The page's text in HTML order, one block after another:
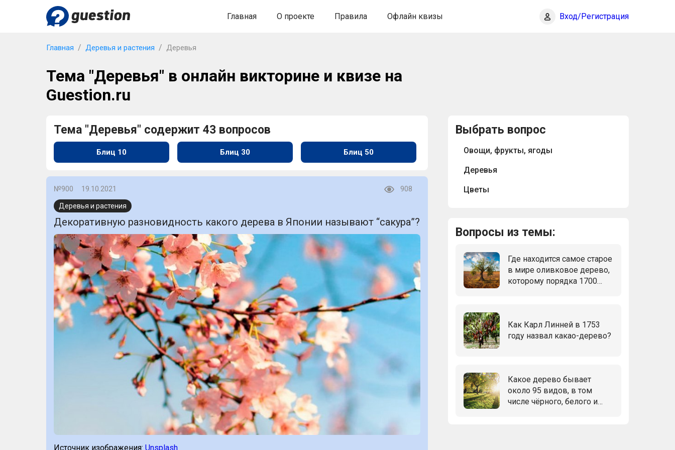
Главная О проекте Правила Офлайн квизы Вход/Регистрация
Главная Деревья и растения Деревья
Тема "Деревья" в онлайн викторине и квизе на
Guestion.ru
Тема "Деревья" содержит 43 вопросов
Блиц 10 Блиц 30 Блиц 50
№900 19.10.2021 908
Деревья и растения
Декоративную разновидность какого дерева в Японии называют “сакура”?
Источник изображения: Unsplash
Выбрать вопрос
Овощи, фрукты, ягоды
Деревья
Цветы
Вопросы из темы:
Где находится самое старое
в мире оливковое дерево,
которому порядка 1700
Как Карл Линней в 1753
году назвал какао-дерево?
Какое дерево бывает
около 95 видов, в том
числе чёрного, белого и